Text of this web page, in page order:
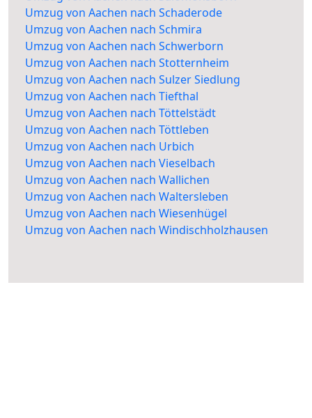
Umzug von Aachen nach Schaderode
Umzug von Aachen nach Schmira
Umzug von Aachen nach Schwerborn
Umzug von Aachen nach Stotternheim
Umzug von Aachen nach Sulzer Siedlung
Umzug von Aachen nach Tiefthal
Umzug von Aachen nach Töttelstädt
Umzug von Aachen nach Töttleben
Umzug von Aachen nach Urbich
Umzug von Aachen nach Vieselbach
Umzug von Aachen nach Wallichen
Umzug von Aachen nach Waltersleben
Umzug von Aachen nach Wiesenhügel
Umzug von Aachen nach Windischholzhausen